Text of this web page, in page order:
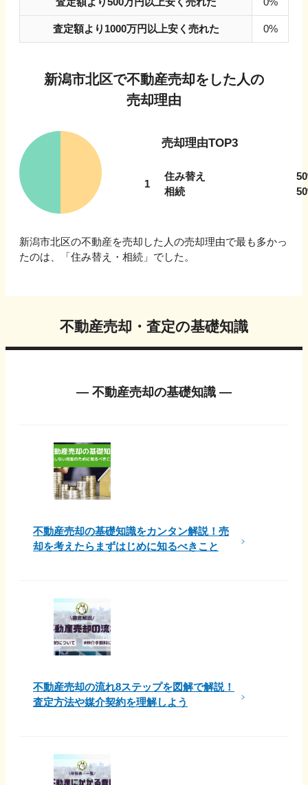
査定額より1000万円以上安く売れた 0%
新潟市北区で不動産売却をした人の
売却理由
売却理由TOP3
1
住み替え 50
相続
50
新潟市北区の不動産を売却した人の売却理由で最も多かっ
たのは、「住み替え・相続 」でした。
不動産売却・査定の基礎知識
― 不動産売却の基礎知識 ―
不動産売却の基礎知識をカンタン解説！売
却を考えたらまずはじめに知るべきこと
不動産売却の流れ8ステップを図解で解説！
査定方法や媒介契約を理解しよう